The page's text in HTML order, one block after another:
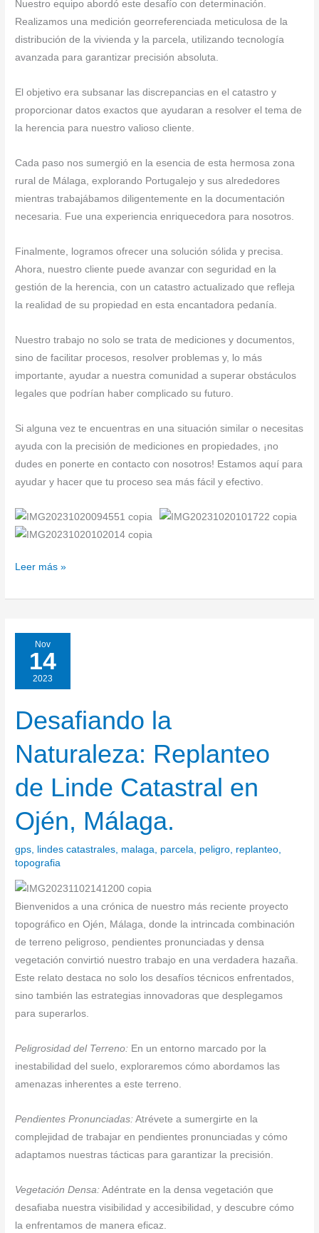
Nuestro equipo abordó este desafío con determinación.
Realizamos una medición georreferenciada meticulosa de la
distribución de la vivienda y la parcela, utilizando tecnología
avanzada para garantizar precisión absoluta.
El objetivo era subsanar las discrepancias en el catastro y
proporcionar datos exactos que ayudaran a resolver el tema de
la herencia para nuestro valioso cliente.
Cada paso nos sumergió en la esencia de esta hermosa zona
rural de Málaga, explorando Portugalejo y sus alrededores
mientras trabajábamos diligentemente en la documentación
necesaria. Fue una experiencia enriquecedora para nosotros.
Finalmente, logramos ofrecer una solución sólida y precisa.
Ahora, nuestro cliente puede avanzar con seguridad en la
gestión de la herencia, con un catastro actualizado que refleja
la realidad de su propiedad en esta encantadora pedanía.
Nuestro trabajo no solo se trata de mediciones y documentos,
sino de facilitar procesos, resolver problemas y, lo más
importante, ayudar a nuestra comunidad a superar obstáculos
legales que podrían haber complicado su futuro.
Si alguna vez te encuentras en una situación similar o necesitas
ayuda con la precisión de mediciones en propiedades, ¡no
dudes en ponerte en contacto con nosotros! Estamos aquí para
ayudar y hacer que tu proceso sea más fácil y efectivo.
Leer más »
Nov
14
2023
Desafiando la
Naturaleza: Replanteo
de Linde Catastral en
Ojén, Málaga.
gps, lindes catastrales, malaga, parcela, peligro, replanteo,
topografia
Bienvenidos a una crónica de nuestro más reciente proyecto
topográfico en Ojén, Málaga, donde la intrincada combinación
de terreno peligroso, pendientes pronunciadas y densa
vegetación convirtió nuestro trabajo en una verdadera hazaña.
Este relato destaca no solo los desafíos técnicos enfrentados,
sino también las estrategias innovadoras que desplegamos
para superarlos.
Peligrosidad del Terreno: En un entorno marcado por la
inestabilidad del suelo, exploraremos cómo abordamos las
amenazas inherentes a este terreno.
Pendientes Pronunciadas: Atrévete a sumergirte en la
complejidad de trabajar en pendientes pronunciadas y cómo
adaptamos nuestras tácticas para garantizar la precisión.
Vegetación Densa: Adéntrate en la densa vegetación que
desafiaba nuestra visibilidad y accesibilidad, y descubre cómo
la enfrentamos de manera eficaz.
Desafiando
la
Naturaleza:
Replanteo
de
Catastral
Ojén,